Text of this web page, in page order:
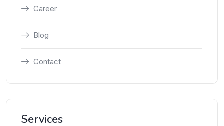
Career
Blog
Contact
Services